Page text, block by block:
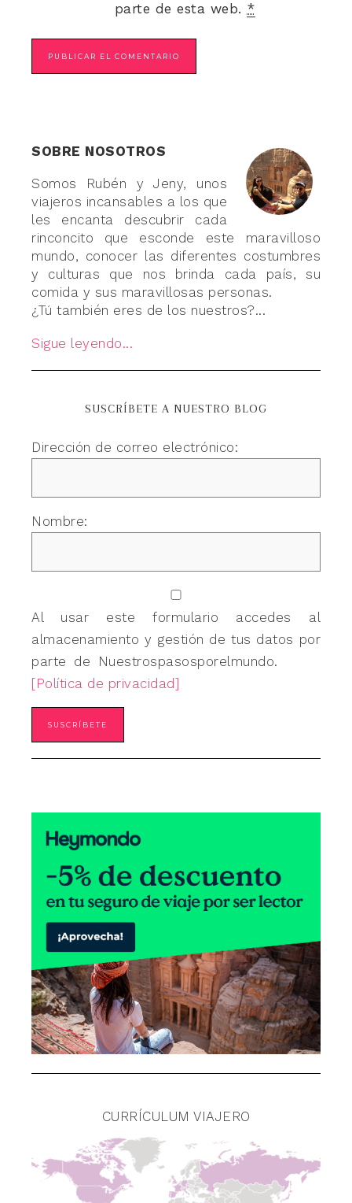
parte de esta web. *
SOBRE NOSOTROS
Somos Rubén y Jeny, unos
viajeros incansables a los que
les encanta descubrir cada
rinconcito que esconde este maravilloso
mundo, conocer las diferentes costumbres
y culturas que nos brinda cada país, su
comida y sus maravillosas personas.
¿Tú también eres de los nuestros?...
Sigue leyendo...
SUSCRÍBETE A NUESTRO BLOG
Dirección de correo electrónico:
Nombre:
Al usar este formulario accedes al
almacenamiento y gestión de tus datos por
parte de Nuestrospasosporelmundo.
[Política de privacidad]
CURRÍCULUM VIAJERO